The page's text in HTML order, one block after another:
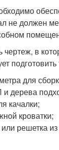
не должен
в
для
дерева
качалки;
кроватки;
решетка